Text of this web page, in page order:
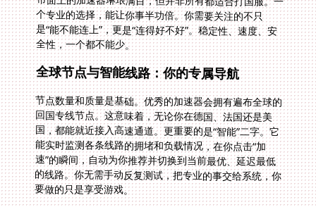
全性，一个都不能少。
全球节点与智能线路：你的专属导航
节点数量和质量是基础。优秀的加速器会拥有遍布全球的
回国专线节点。这意味着，无论你在德国、法国还是美
国，都能就近接入高速通道。更重要的是“智能”二字。它
能实时监测各条线路的拥堵和负载情况，在你点击“加
速”的瞬间，自动为你推荐并切换到当前最优、延迟最低
的线路。你无需手动反复测试，把专业的事交给系统，你
要做的只是享受游戏。